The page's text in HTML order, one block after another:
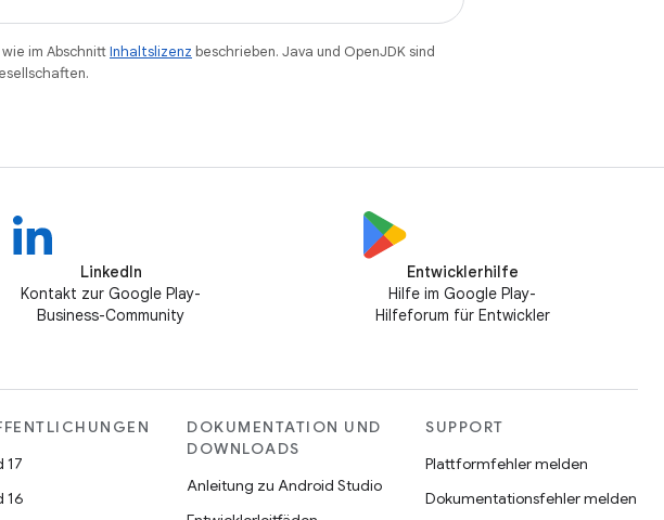
im AbschnittInhaltslizenz beschrieben. Java und OpenJDK sind
LinkedIn
Kontakt zur Google Play-
Business-Community
Entwicklerhilfe
Hilfe im Google Play-
Hilfeforum für Entwickler
17
16
DOKUMENTATION UND
DOWNLOADS
Anleitung zu Android Studio
SUPPORT
Plattformfehler melden
Dokumentationsfehler melden